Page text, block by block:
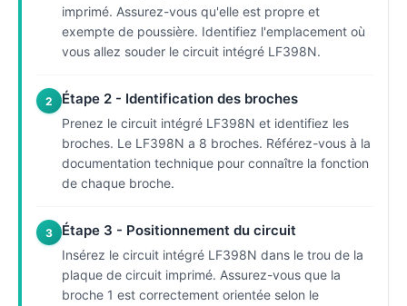
imprimé. Assurez-vous qu'elle est propre et
exempte de poussière. Identifiez l'emplacement où
vous allez souder le circuit intégré LF398N.
2 Étape 2 - Identification des broches
Prenez le circuit intégré LF398N et identifiez les
broches. Le LF398N a 8 broches. Référez-vous à la
documentation technique pour connaître la fonction
de chaque broche.
3 Étape 3 - Positionnement du circuit
Insérez le circuit intégré LF398N dans le trou de la
plaque de circuit imprimé. Assurez-vous que la
broche 1 est correctement orientée selon le